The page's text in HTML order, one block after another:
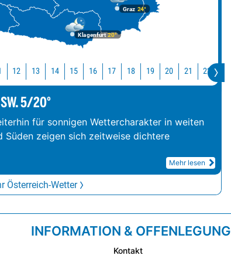
Graz 24°
Klagenfurt20°
12 13 14 15 16 17 18 19 20 21 22
5/20°
für sonnigen Wettercharakter in weiten
Süden zeigen sich zeitweise dichtere
Mehr lesen
Österreich-Wetter
INFORMATION & OFFENLEGUNG
Kontakt